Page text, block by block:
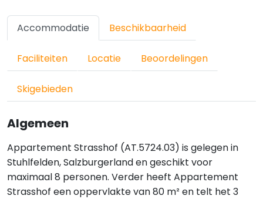
Accommodatie Beschikbaarheid
Faciliteiten Locatie Beoordelingen
Skigebieden
Algemeen
Appartement Strasshof (AT.5724.03) is gelegen in
Stuhlfelden, Salzburgerland en geschikt voor
maximaal 8 personen. Verder heeft Appartement
Strasshof een oppervlakte van 80 m² en telt het 3